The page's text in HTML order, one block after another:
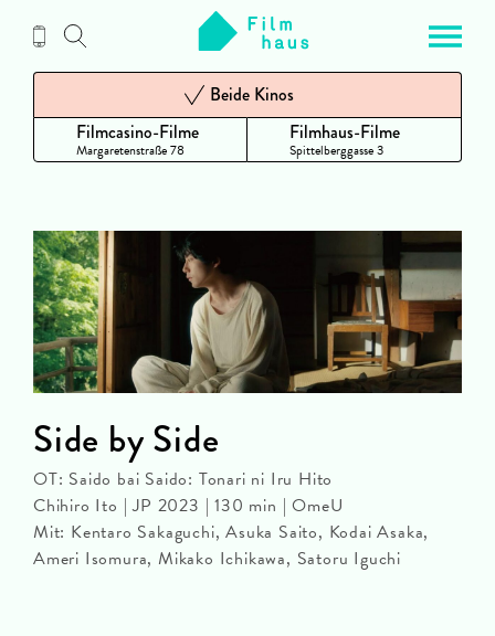
Inhalt
Filmcasino-Filme
Margaretenstraße 78
Beide Kinos
Filmhaus-Filme
Spittelberggasse 3
Side by Side
OT: Saido bai Saido: Tonari ni Iru Hito
Chihiro Ito | JP 2023 | 130 min | OmeU
Mit: Kentaro Sakaguchi, Asuka Saito, Kodai Asaka,
Ameri Isomura, Mikako Ichikawa, Satoru Iguchi